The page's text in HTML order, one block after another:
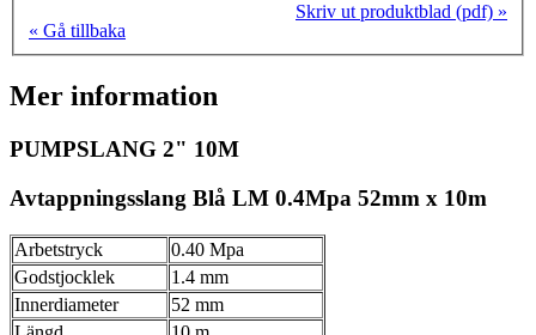
Skriv ut produktblad (pdf) »
« Gå tillbaka
Mer information
PUMPSLANG 2" 10M
Avtappningsslang Blå LM 0.4Mpa 52mm x 10m
Arbetstryck
0.40 Mpa
Godstjocklek
1.4 mm
Innerdiameter
52 mm